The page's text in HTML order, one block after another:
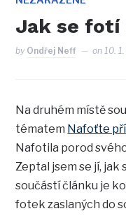
Jak se fotí
by Ondřej Neff on10.
Na druhém místě
tématem Nafoťte
Nafotila porod
Zeptal jsem se jí, jak
součástí článku je
fotek zaslaných do